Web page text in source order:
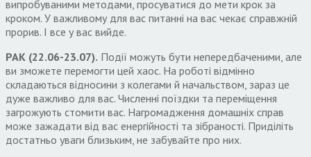
випробуваними методами, просуватися до мети крок за
кроком. У важливому для вас питанні на вас чекає справжній
прорив. І все у вас вийде.
РАК (22.06-23.07). Події можуть бути непередбаченими, але
ви зможете перемогти цей хаос. На роботі відмінно
складаються відносини з колегами й начальством, зараз це
дуже важливо для вас. Численні поїздки та переміщення
загрожують стомити вас. Нагромадження домашніх справ
може зажадати від вас енергійності та зібраності. Приділіть
достатньо уваги близьким, не забувайте про них.